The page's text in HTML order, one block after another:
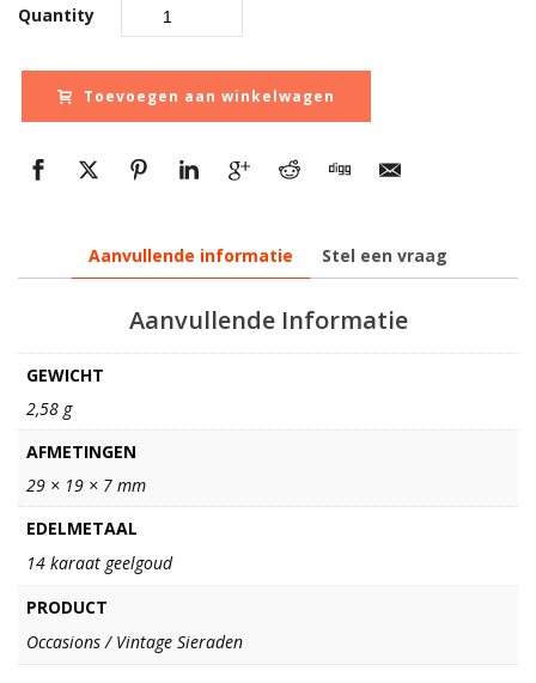
Quantity
Toevoegen aan winkelwagen
Aanvullende informatie Stel een vraag
Aanvullende Informatie
GEWICHT
2,58 g
AFMETINGEN
29 × 19 × 7 mm
EDELMETAAL
14 karaat geelgoud
PRODUCT
Occasions / Vintage Sieraden